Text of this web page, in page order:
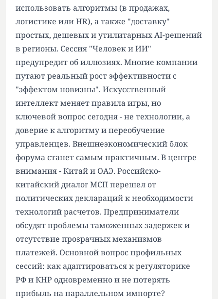
использовать алгоритмы (в продажах,
логистике или HR), а также "доставку"
простых, дешевых и утилитарных AI-решений
в регионы. Сессия "Человек и ИИ"
предупредит об иллюзиях. Многие компании
путают реальный рост эффективности с
"эффектом новизны". Искусственный
интеллект меняет правила игры, но
ключевой вопрос сегодня - не технологии, а
доверие к алгоритму и переобучение
управленцев. Внешнеэкономический блок
форума станет самым практичным. В центре
внимания - Китай и ОАЭ. Российско-
китайский диалог МСП перешел от
политических деклараций к необходимости
технологий расчетов. Предприниматели
обсудят проблемы таможенных задержек и
отсутствие прозрачных механизмов
платежей. Основной вопрос профильных
сессий: как адаптироваться к регуляторике
РФ и КНР одновременно и не потерять
прибыль на параллельном импорте?